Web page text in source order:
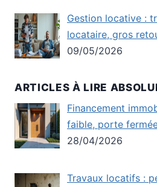
Gestion locative :
locataire, gros
09/05/2026
ARTICLES À LIRE
Financement
faible, porte
28/04/2026
Travaux locatifs :